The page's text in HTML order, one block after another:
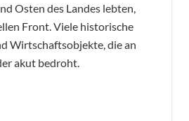
Osten des Landes lebten,
Front. Viele historische
Wirtschaftsobjekte, die an
akut bedroht.